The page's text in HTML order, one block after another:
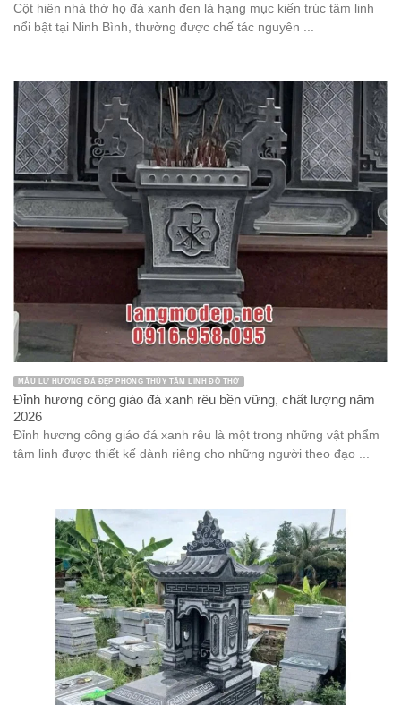
Cột hiên nhà thờ họ đá xanh đen là hạng mục kiến trúc tâm linh
nổi bật tại Ninh Bình, thường được chế tác nguyên ...
MẪU LƯ HƯƠNG ĐÁ ĐẸP PHONG THỦY TÂM LINH ĐỒ THỜ
Đỉnh hương công giáo đá xanh rêu bền vững, chất lượng năm
2026
Đỉnh hương công giáo đá xanh rêu là một trong những vật phẩm
tâm linh được thiết kế dành riêng cho những người theo đạo ...